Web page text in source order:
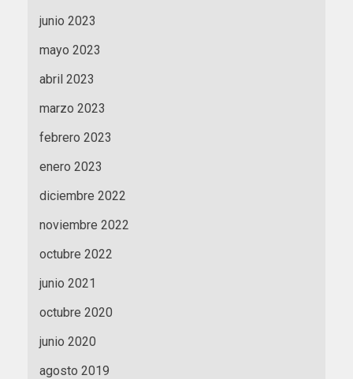
junio 2023
mayo 2023
abril 2023
marzo 2023
febrero 2023
enero 2023
diciembre 2022
noviembre 2022
octubre 2022
junio 2021
octubre 2020
junio 2020
agosto 2019